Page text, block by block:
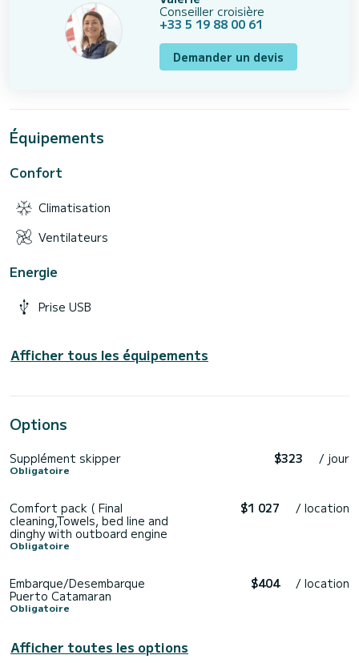
Conseiller croisière
+33 5 19 88 00 61
Demander un devis
Équipements
Confort
Climatisation
Ventilateurs
Energie
Prise USB
Afficher tous les équipements
Options
Supplément skipper
Obligatoire
$323 / jour
Comfort pack ( Final
cleaning,Towels, bed line and
dinghy with outboard engine
Obligatoire
$1 027 / location
Embarque/Desembarque
Puerto Catamaran
Obligatoire
$404 / location
Afficher toutes les options